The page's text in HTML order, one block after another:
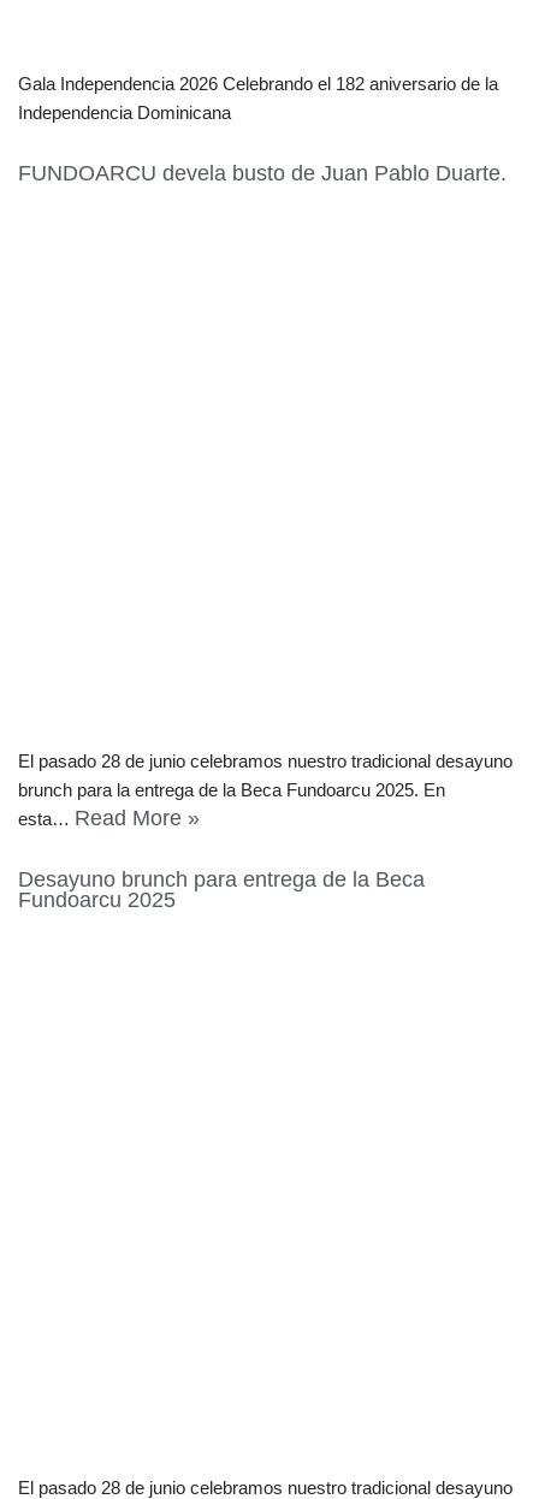
Gala Independencia 2026 Celebrando el 182 aniversario de la
Independencia Dominicana
FUNDOARCU devela busto de Juan Pablo Duarte.
El pasado 28 de junio celebramos nuestro tradicional desayuno
brunch para la entrega de la Beca Fundoarcu 2025. En
esta… Read More »
Desayuno brunch para entrega de la Beca
Fundoarcu 2025
El pasado 28 de junio celebramos nuestro tradicional desayuno